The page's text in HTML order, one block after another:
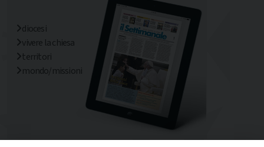
diocesi
vivere la chiesa
territori
mondo/missioni